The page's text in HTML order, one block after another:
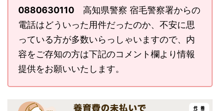
0880630110 高知県警察 宿毛警察署からの
電話はどういった用件だったのか、不安に思
っている方が多数いらっしゃいますので、内
容をご存知の方は下記のコメント欄より情報
提供をお願いいたします。